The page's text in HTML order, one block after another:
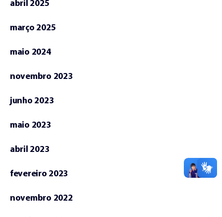
abril 2025
março 2025
maio 2024
novembro 2023
junho 2023
maio 2023
abril 2023
fevereiro 2023
novembro 2022